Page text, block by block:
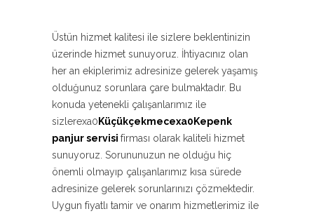
Üstün hizmet kalitesi ile sizlere beklentinizin
üzerinde hizmet sunuyoruz. İhtiyacınız olan
her an ekiplerimiz adresinize gelerek yaşamış
olduğunuz sorunlara çare bulmaktadır. Bu
konuda yetenekli çalışanlarımız ile
sizlerexa0 Küçükçekmecexa0Kepenk
panjur servisi firması olarak kaliteli hizmet
sunuyoruz. Sorununuzun ne olduğu hiç
önemli olmayıp çalışanlarımız kısa sürede
adresinize gelerek sorunlarınızı çözmektedir.
Uygun fiyatlı tamir ve onarım hizmetlerimiz ile